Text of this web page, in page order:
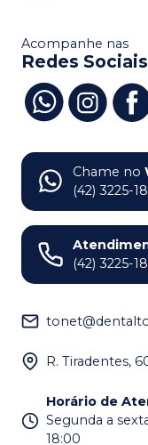
Acompanhe nas
Redes Sociais
Chame no
(42) 3225-
(42) 3225-
R. Tiradentes,
Horário de
Segunda a
18:00